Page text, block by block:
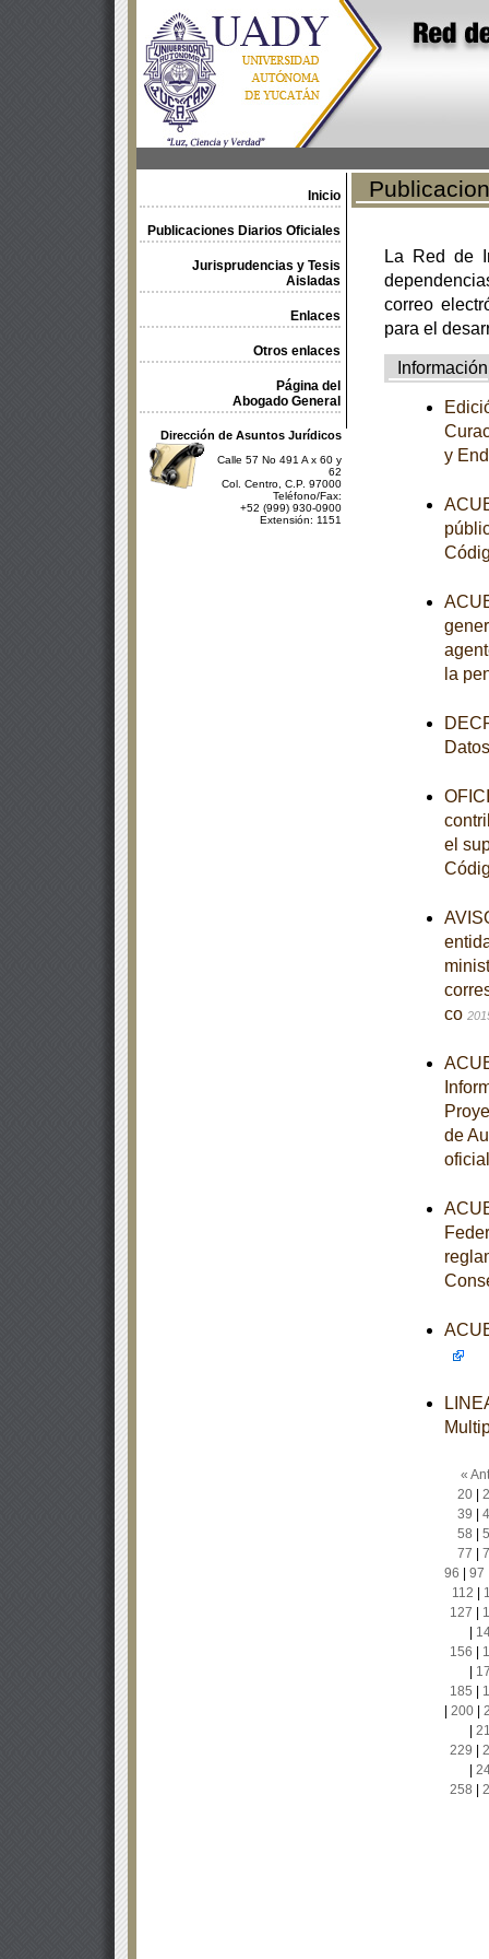
Inicio
Publicaciones Diarios Oficiales
Jurisprudencias y Tesis
Aisladas
Enlaces
Otros enlaces
Página del
Abogado General
Dirección de Asuntos Jurídicos
Calle 57 No 491 A x 60 y
62
Col. Centro, C.P. 97000
Teléfono/Fax:
+52 (999) 930-0900
Extensión: 1151
La Red de
correo
para el
Información
y
la
el
co
de
«
20|
39
58
77
96
97
112
127
156
185
200|
229
258